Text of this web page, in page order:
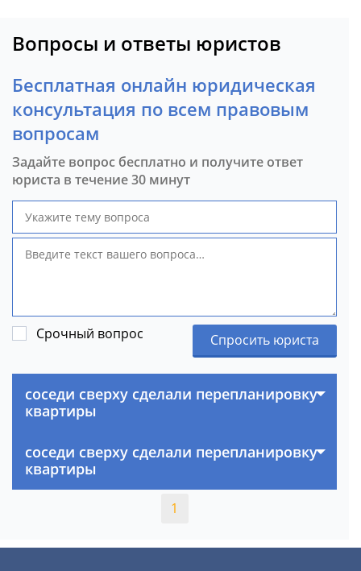
Вопросы и ответы юристов
Бесплатная онлайн юридическая
консультация по всем правовым
вопросам
Задайте вопрос бесплатно и получите ответ
юриста в течение 30 минут
Срочный вопрос Спросить юриста
соседи сверху сделали перепланировку
квартиры
соседи сверху сделали перепланировку
квартиры
1